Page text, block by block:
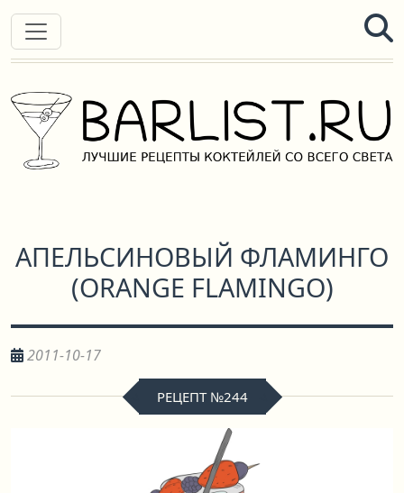
АПЕЛЬСИНОВЫЙ ФЛАМИНГО
(ORANGE FLAMINGO)
2011-10-17
РЕЦЕПТ №244